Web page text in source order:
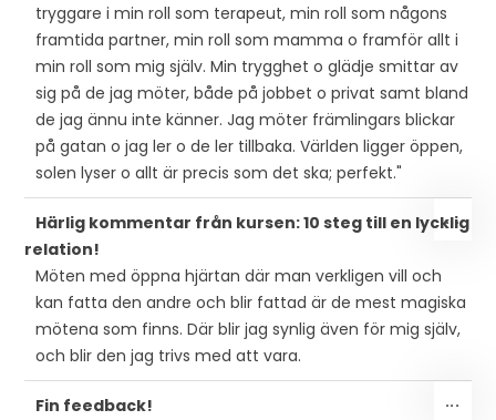
tryggare i min roll som terapeut, min roll som någons
framtida partner, min roll som mamma o framför allt i
min roll som mig själv. Min trygghet o glädje smittar av
sig på de jag möter, både på jobbet o privat samt bland
de jag ännu inte känner. Jag möter främlingars blickar
på gatan o jag ler o de ler tillbaka. Världen ligger öppen,
solen lyser o allt är precis som det ska; perfekt."
Härlig kommentar från kursen: 10 steg till en lycklig
relation!
Möten med öppna hjärtan där man verkligen vill och
kan fatta den andre och blir fattad är de mest magiska
mötena som finns. Där blir jag synlig även för mig själv,
och blir den jag trivs med att vara.
...SLÅ
PÅ/
Fin feedback!
...